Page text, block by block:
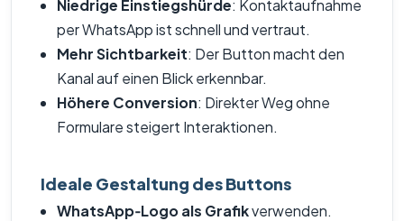
Niedrige Einstiegshürde: Kontaktaufnahme
per WhatsApp ist schnell und vertraut.
Mehr Sichtbarkeit: Der Button macht den
Kanal auf einen Blick erkennbar.
Höhere Conversion: Direkter Weg ohne
Formulare steigert Interaktionen.
Ideale Gestaltung des Buttons
WhatsApp‑Logo als Grafikverwenden.